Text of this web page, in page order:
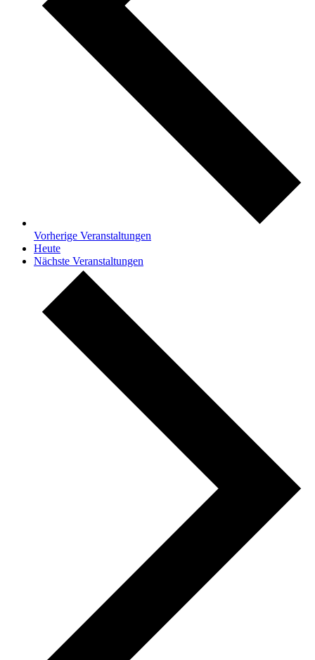
Vorherige Veranstaltungen
Heute
Nächste Veranstaltungen